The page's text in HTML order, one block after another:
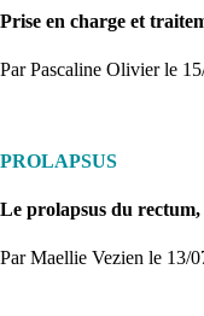
Prise en charge et
Par Pascaline Olivierle
PROLAPSUS
Le prolapsus du rectum,
Par Maellie Vezien le 13/